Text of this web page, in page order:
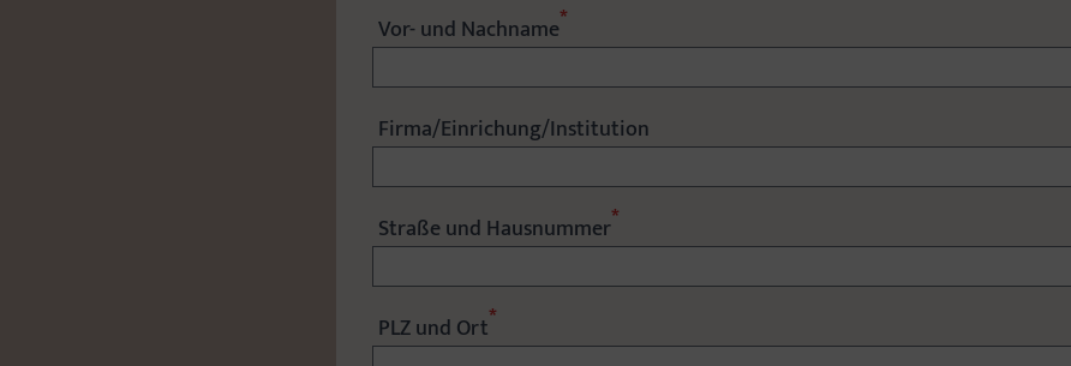
Vor- und Nachname*
Firma/Einrichung/Institution
Straße und Hausnummer*
PLZ und Ort*